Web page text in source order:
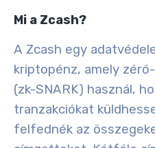
Mi a Zcash?
A Zcash egy
kriptopénz, amely
(zk-SNARK) használ,
tranzakciókat
felfednék az